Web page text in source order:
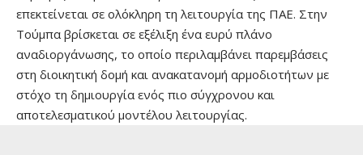
επεκτείνεται σε ολόκληρη τη λειτουργία της ΠΑΕ. Στην
Τούμπα βρίσκεται σε εξέλιξη ένα ευρύ πλάνο
αναδιοργάνωσης, το οποίο περιλαμβάνει παρεμβάσεις
στη διοικητική δομή και ανακατανομή αρμοδιοτήτων με
στόχο τη δημιουργία ενός πιο σύγχρονου και
αποτελεσματικού μοντέλου λειτουργίας.